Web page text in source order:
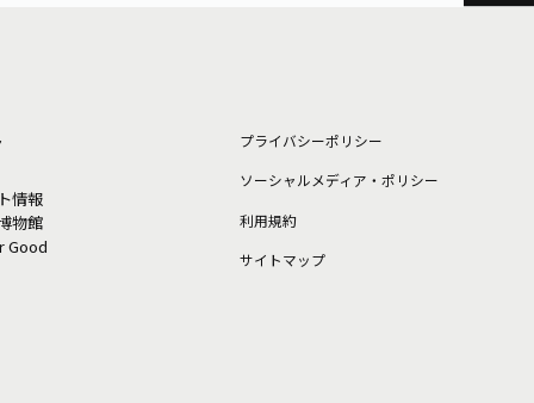
情報
物館
Good
プライバシーポリシー
ソーシャルメディア・ポリシー
利⽤規約
サイトマップ